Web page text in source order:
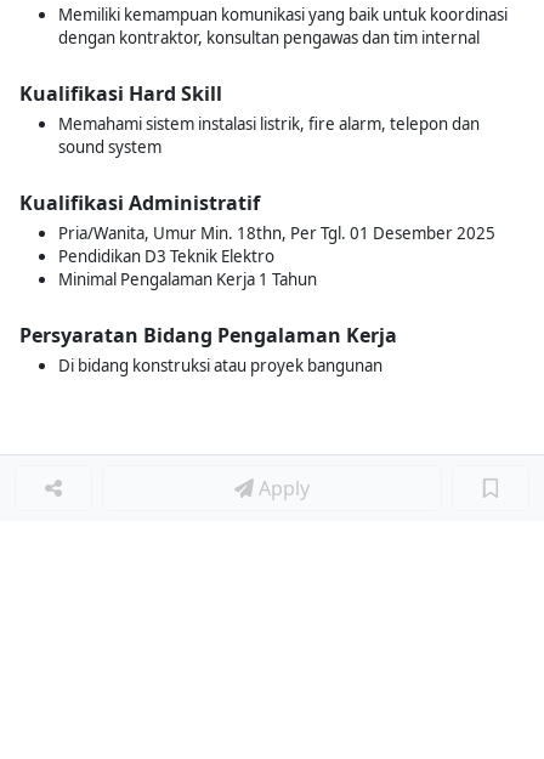
Memiliki kemampuan komunikasi yang baik untuk koordinasi
dengan kontraktor, konsultan pengawas dan tim internal
Kualifikasi Hard Skill
Memahami sistem instalasi listrik, fire alarm, telepon dan
sound system
Kualifikasi Administratif
Pria/Wanita, Umur Min. 18thn, Per Tgl. 01 Desember 2025
Pendidikan D3 Teknik Elektro
Minimal Pengalaman Kerja 1 Tahun
Persyaratan Bidang Pengalaman Kerja
Di bidang konstruksi atau proyek bangunan
Apply